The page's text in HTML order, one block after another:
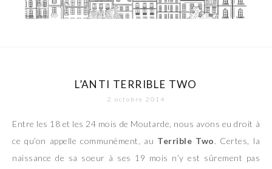
L’ANTI TERRIBLE TWO
2 octobre 2014
Entre les 18 et les 24 mois de Moutarde, nous avons eu droit à
ce qu’on appelle communément, au Terrible Two. Certes, la
naissance de sa soeur à ses 19 mois n’y est sûrement pas